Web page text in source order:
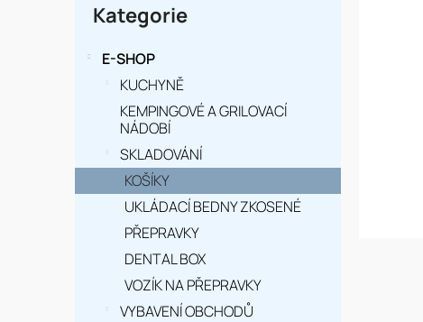
n
kategorie
Kategorie
E-SHOP
KUCHYNĚ
KEMPINGOVÉ A GRILOVACÍ
NÁDOBÍ
SKLADOVÁNÍ
KOŠÍKY
UKLÁDACÍ BEDNY ZKOSENÉ
PŘEPRAVKY
DENTAL BOX
VOZÍK NA PŘEPRAVKY
VYBAVENÍ OBCHODŮ